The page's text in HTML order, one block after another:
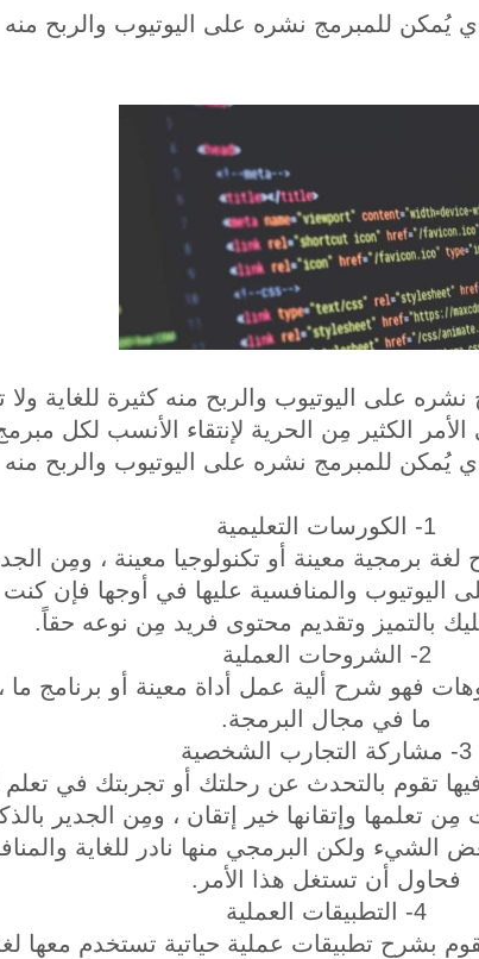
يُمكن للمبرمج نشره على اليوتيوب والربح منه
نشره على اليوتيوب والربح منه كثيرة للغاية
الكثير مِن الحرية لإنتقاء الأنسب لكل
يُمكن للمبرمج نشره على اليوتيوب والربح منه
1- الكورسات التعليمية
برمجية معينة أو تكنولوجيا معينة ، ومِن
اليوتيوب والمنافسية عليها في أوجها فإن
بالتميز وتقديم محتوى فريد مِن نوعه حقاً.
2- الشروحات العملية
فهو شرح ألية عمل أداة معينة أو برنامج ما
ما في مجال البرمجة.
3- مشاركة التجارب الشخصية
تقوم بالتحدث عن رحلتك أو تجربتك في تعلم
وإتقانها خير إتقان ، ومِن الجدير
الشيء ولكن البرمجي منها نادر للغاية
فحاول أن تستغل هذا الأمر.
4- التطبيقات العملية
بشرح تطبيقات عملية حياتية تستخدم معها